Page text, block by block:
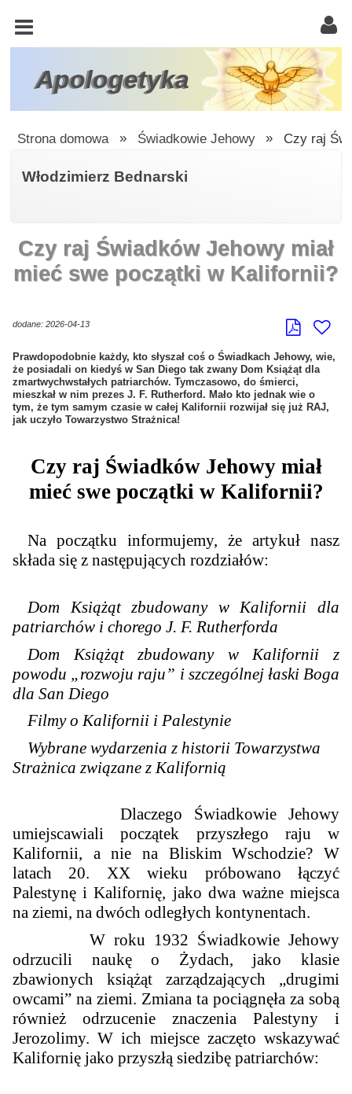
Apologetyka
KOŚCIÓŁ
KATOLICKI
TRÓJCA
ŚWIĘTA
W
OBRONIE
WIARY
INNE
Strona domowa » Świadkowie Jehowy » Czy raj
Włodzimierz Bednarski
Czy raj Świadków Jehowy miał
mieć swe początki w Kalifornii?
dodane: 2026-04-13
Prawdopodobnie każdy, kto słyszał coś o Świadkach Jehowy, wie,
że posiadali on kiedyś w San Diego tak zwany Dom Książąt dla
zmartwychwstałych patriarchów. Tymczasowo, do śmierci,
mieszkał w nim prezes J. F. Rutherford. Mało kto jednak wie o
tym, że tym samym czasie w całej Kalifornii rozwijał się już RAJ,
jak uczyło Towarzystwo Strażnica!
Czy raj Świadków Jehowy miał
mieć swe początki w Kalifornii?
Na początku informujemy, że artykuł nasz
składa się z następujących rozdziałów:
Dom Książąt zbudowany w Kalifornii dla
patriarchów i chorego J. F. Rutherforda
Dom Książąt zbudowany w Kalifornii z
powodu „rozwoju raju” i szczególnej łaski Boga
dla San Diego
Filmy o Kalifornii i Palestynie
Wybrane wydarzenia z historii Towarzystwa
Strażnica związane z Kalifornią
Dlaczego Świadkowie Jehowy
umiejscawiali początek przyszłego raju w
Kalifornii, a nie na Bliskim Wschodzie? W
latach 20. XX wieku próbowano łączyć
Palestynę i Kalifornię, jako dwa ważne miejsca
na ziemi, na dwóch odległych kontynentach.
W roku 1932 Świadkowie Jehowy
odrzucili naukę o Żydach, jako klasie
zbawionych książąt zarządzających „drugimi
owcami” na ziemi. Zmiana ta pociągnęła za sobą
również odrzucenie znaczenia Palestyny i
Jerozolimy. W ich miejsce zaczęto wskazywać
Kalifornię jako przyszłą siedzibę patriarchów: